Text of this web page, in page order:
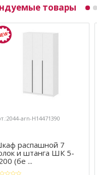
товары
arn-Н14471390
распашной 7
и штанга ШК 5-
(бе ...